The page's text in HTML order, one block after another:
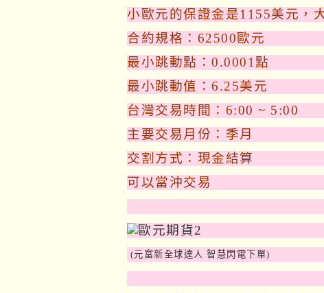
小歐元的保證金是1155美元，
合約規格：62500歐元
最小跳動點：0.0001點
最小跳動值：6.25美元
台灣交易時間：6:00 ~ 5:00
主要交易月份：季月
交割方式：現金結算
可以當沖交易
(元富新全球達人 智慧閃電下單)